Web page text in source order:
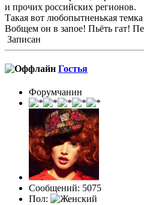
и прочих российских регионов.
Такая вот любопытненькая
Вобщем он в запое! Пьёть гат!
Записан
Гостья
Форумчанин
Сообщений: 5075
Пол: